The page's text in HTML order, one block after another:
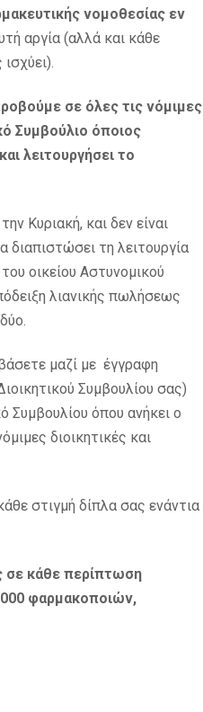
νομοθεσίας εν
αργία (αλλά και κάθε
σε όλες τις νόμιμες
Συμβούλιο όποιος
λειτουργήσει το
Κυριακή, και δεν είναι
διαπιστώσει τη λειτουργία
οικείου Αστυνομικού
λιανικής πωλήσεως
μαζί με έγγραφη
Συμβουλίου σας)
Συμβουλίου όπου ανήκει ο
διοικητικές και
στιγμή δίπλα σας ενάντια
σε κάθε περίπτωση
φαρμακοποιών,